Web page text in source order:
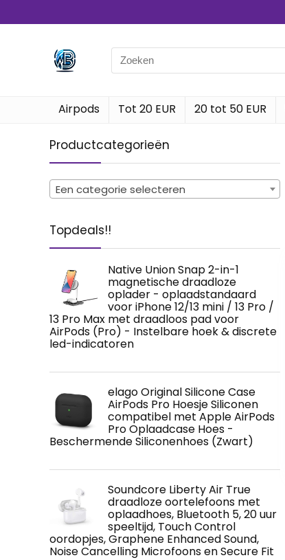
Search
for:
Airpods Tot 20 EUR 20 tot 50 EUR
Productcategorieën
Een categorie selecteren
Topdeals!!
Native Union Snap 2-in-1
magnetische draadloze
oplader - oplaadstandaard
voor iPhone 12/13 mini / 13 Pro /
13 Pro Max met draadloos pad voor
AirPods (Pro) - Instelbare hoek & discrete
led-indicatoren
elago Original Silicone Case
AirPods Pro Hoesje Siliconen
compatibel met Apple AirPods
Pro Oplaadcase Hoes -
Beschermende Siliconenhoes (Zwart)
Soundcore Liberty Air True
draadloze oortelefoons met
oplaadhoes, Bluetooth 5, 20 uur
speeltijd, Touch Control
oordopjes, Graphene Enhanced Sound,
Noise Cancelling Microfoons en Secure Fit